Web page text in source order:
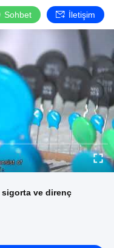
Sohbet İletişim
sigorta ve direnç